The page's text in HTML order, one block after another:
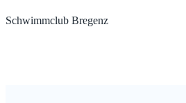
Schwimmclub Bregenz